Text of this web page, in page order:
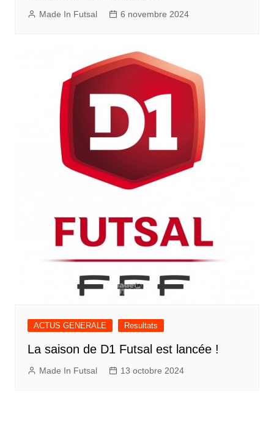
Made In Futsal 6 novembre 2024
ACTUS GENERALE Resultats
La saison de D1 Futsal est lancée !
Made In Futsal 13 octobre 2024